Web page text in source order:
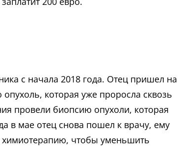
с начала 2018 года. Отец пришел на
которая уже проросла сквозь
провели биопсию опухоли, которая
в мае отец снова пошел к врачу, ему
химиотерапию, чтобы уменьшить